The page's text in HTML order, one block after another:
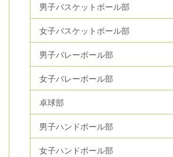
男子バスケットボール部
女子バスケットボール部
男子バレーボール部
女子バレーボール部
卓球部
男子ハンドボール部
女子ハンドボール部